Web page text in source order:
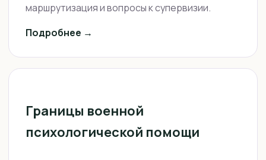
маршрутизация и вопросы к супервизии.
Подробнее →
Границы военной
психологической помощи